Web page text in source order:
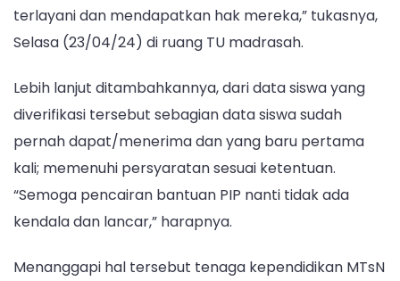
terlayani dan mendapatkan hak mereka,” tukasnya,
Selasa (23/04/24) di ruang TU madrasah.
Lebih lanjut ditambahkannya, dari data siswa yang
diverifikasi tersebut sebagian data siswa sudah
pernah dapat/menerima dan yang baru pertama
kali; memenuhi persyaratan sesuai ketentuan.
“Semoga pencairan bantuan PIP nanti tidak ada
kendala dan lancar,” harapnya.
Menanggapi hal tersebut tenaga kependidikan MTsN